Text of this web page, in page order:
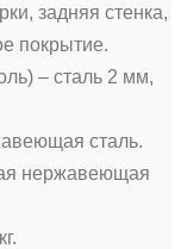
задняя стенка,
покрытие.
– сталь 2 мм,
сталь.
нержавеющая